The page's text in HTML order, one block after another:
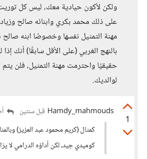
ولكن لأكون حيادية معك، ليس كل
على ذلك محمد بكري وابنائه صالح
مهنة التمثيل نفسها وخصوصًا ابنه صالح
بالنهج الغربي (على الأقل سابقًا) أنك
حقيقيًا واحترمت مهنة التمثيل، فلن
لوالديك.
1
Hamdy_mahmouds قبل سنتين
كمثال (كريم محمود عبد العزيز)
كوميدي جيد، لكن أداؤه الدرامي لا